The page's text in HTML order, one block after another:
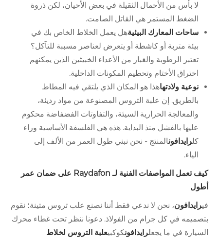
لا بأس من الأحمال الثقيلة في بعض الأحيان، لكن ذروة
الضغط المستمر هي القاتل الصامت.
ساحات المعارك البيئيةهل يعمل الخلاط الخاص بك في
بيئة متربة أو كاشطة أو يتعرض لعناصر مسببة للتآكل؟
تعتبر الرطوبة والغبار من الأعداء الخبيثين الذين يمكنهم
اختراق الأختام وتحطيم المكونات الداخلية.
نوعية ولادتهاهذا هو المكان الذي يلتقي فيه المطاط
بالطريق. إن علبة التروس المصنوعة من مواد رديئة،
والمعالجة الحرارية السيئة، والتفاوتات الفضفاضة محكوم
عليها بالفشل منذ البداية. هذه هي الفلسفة الأساسية وراء
كلرايدافونالمنتج - نحن نبني طول العمر من الألف إلى
الياء.
كيف تعمل المواصفات الفنية لـ Raydafon على ضمان عمر
أطول
فيرايدافون، نحن لا ندعي فقط أننا نصنع علب تروس متينة؛ نقوم
بتصميمه في كل جرام من الفولاذ. دعونا ننظر تحت غطاء محرك
السيارة في ما يجعلرايدافونكوكبيعلبة التروس لخلاط